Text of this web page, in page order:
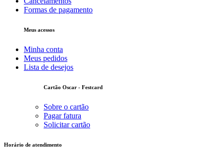
Formas de pagamento
Meus acessos
Minha conta
Meus pedidos
Lista de desejos
Cartão Oscar - Festcard
Sobre o cartão
Pagar fatura
Solicitar cartão
Horário de atendimento